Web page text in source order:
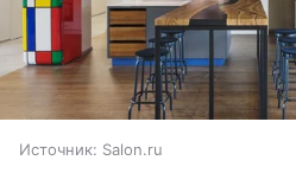
Источник: Salon.ru